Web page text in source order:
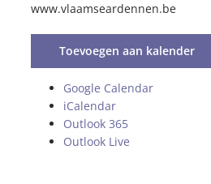
www.vlaamseardennen.be
Toevoegen aan kalender
Google Calendar
iCalendar
Outlook 365
Outlook Live